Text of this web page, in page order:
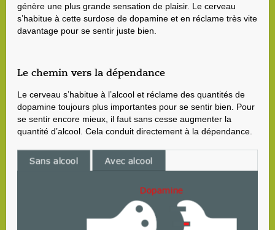
génère une plus grande sensation de plaisir. Le cerveau
s’habitue à cette surdose de dopamine et en réclame très vite
davantage pour se sentir juste bien.
Le chemin vers la dépendance
Le cerveau s’habitue à l’alcool et réclame des quantités de
dopamine toujours plus importantes pour se sentir bien. Pour
se sentir encore mieux, il faut sans cesse augmenter la
quantité d’alcool. Cela conduit directement à la dépendance.